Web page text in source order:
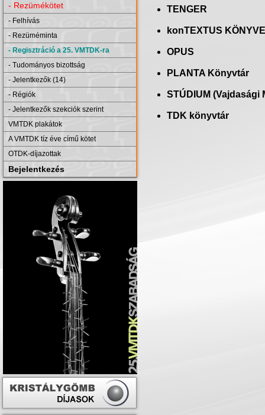
- Rezümékötet
- Felhívás
- Rezüméminta
- Regisztráció a 25. VMTDK-ra
- Tudományos bizottság
- Jelentkezők (14)
- Régiók
- Jelentkezők szekciók szerint
VMTDK plakátok
A VMTDK tíz éve című kötet
OTDK-díjazottak
Bejelentkezés
TENGER
konTEXTUS
OPUS
PLANTA Könyvtár
STÚDIUM (Vajdasági
TDK könyvtár